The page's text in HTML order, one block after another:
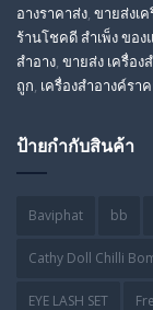
อางราคาส่ง, ขายส่งเ
ร้านโชคดี สําเพ็ง ขอ
สําอาง, ขายส่ง เครื่อง
ถูก, เครื่องสำอางค์รา
ป้ายกำกับสินค้า
Baviphat bb
Cathy Doll Chilli
EYE LASH SET